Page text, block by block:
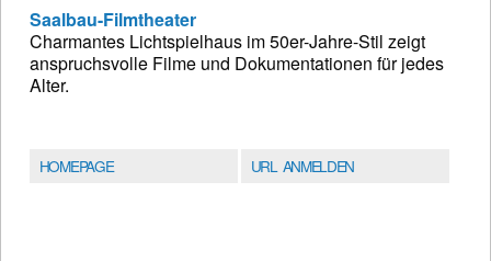
Saalbau-Filmtheater
Charmantes Lichtspielhaus im 50er-Jahre-Stil zeigt
anspruchsvolle Filme und Dokumentationen für jedes
Alter.
HOMEPAGE URL ANMELDEN